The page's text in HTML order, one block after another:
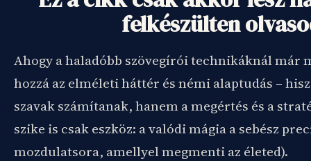
felkészülten
Ahogy a haladóbb szövegírói technikáknál már
hozzá az elméleti háttér és némi alaptudás –
szavak számítanak, hanem a megértés és a
szike is csak eszköz: a valódi mágia a sebész
mozdulatsora, amellyel megmenti az életed).